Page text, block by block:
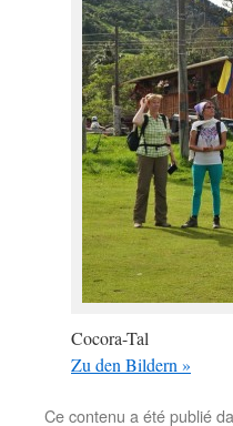
Cocora-Tal
Zu den Bildern »
Ce contenu a été publié